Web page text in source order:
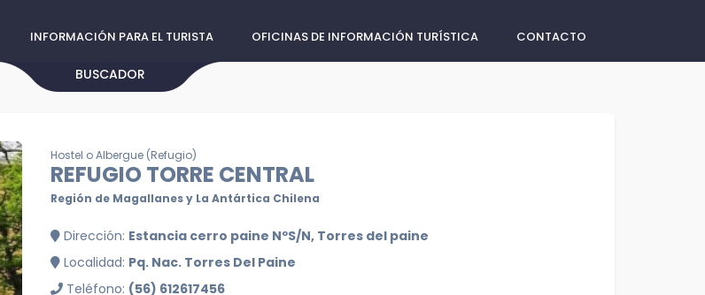
INFORMACIÓN PARA EL TURISTA OFICINAS DE INFORMACIÓN TURÍSTICA CONTACTO
BUSCADOR
Hostel o Albergue (Refugio)
REFUGIO TORRE CENTRAL
Región de Magallanes y La Antártica Chilena
Dirección: Estancia cerro paine NºS/N, Torres del paine
Localidad: Pq. Nac. Torres Del Paine
Teléfono: (56) 612617456